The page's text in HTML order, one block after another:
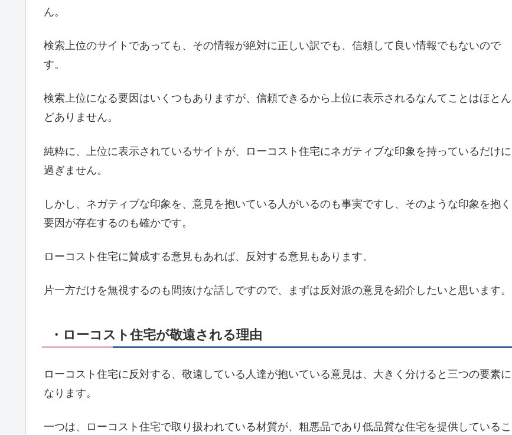
ん。
検索上位のサイトであっても、 その情報が絶対に正しい訳でも、信頼して良い情報でもないので
す。
検索上位になる要因はいくつもありますが、信頼できるから上位に表示されるなんてことはほとん
どありません。
純粋に、上位に表示されているサイトが、ローコスト住宅にネガティブな印象を持っているだけに
過ぎません。
しかし、ネガティブな印象を、意見を抱いている人がいるのも事実ですし、そのような印象を抱く
要因が存在するのも確かです。
ローコスト住宅に賛成する意見もあれば、反対する意見もあります。
片一方だけを無視するのも間抜けな話しですので、まずは反対派の意見を紹介したいと思います。
・ローコスト住宅が敬遠される理由
ローコスト住宅に反対する、敬遠している人達が抱いている意見は、大きく分けると三つの要素に
なります。
一つは、ローコスト住宅で取り扱われている材質が、粗悪品であり低品質な住宅を提供しているこ